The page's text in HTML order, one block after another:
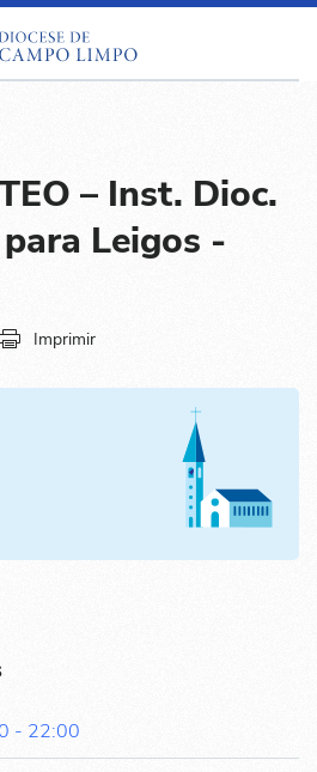
– Inst. Dioc.
Leigos -
Imprimir
- 22:00